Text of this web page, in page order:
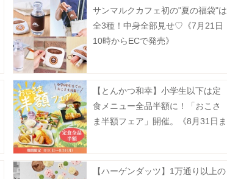
サンマルクカフェ初の"夏の福袋"は
全3種！中身全部見せ♡《7月21日
10時からECで発売》
【とんかつ和幸】小学生以下は定
食メニュー全品半額に！「おこさ
ま半額フェア」開催。《8月31日ま
【ハーゲンダッツ】1万通り以上の